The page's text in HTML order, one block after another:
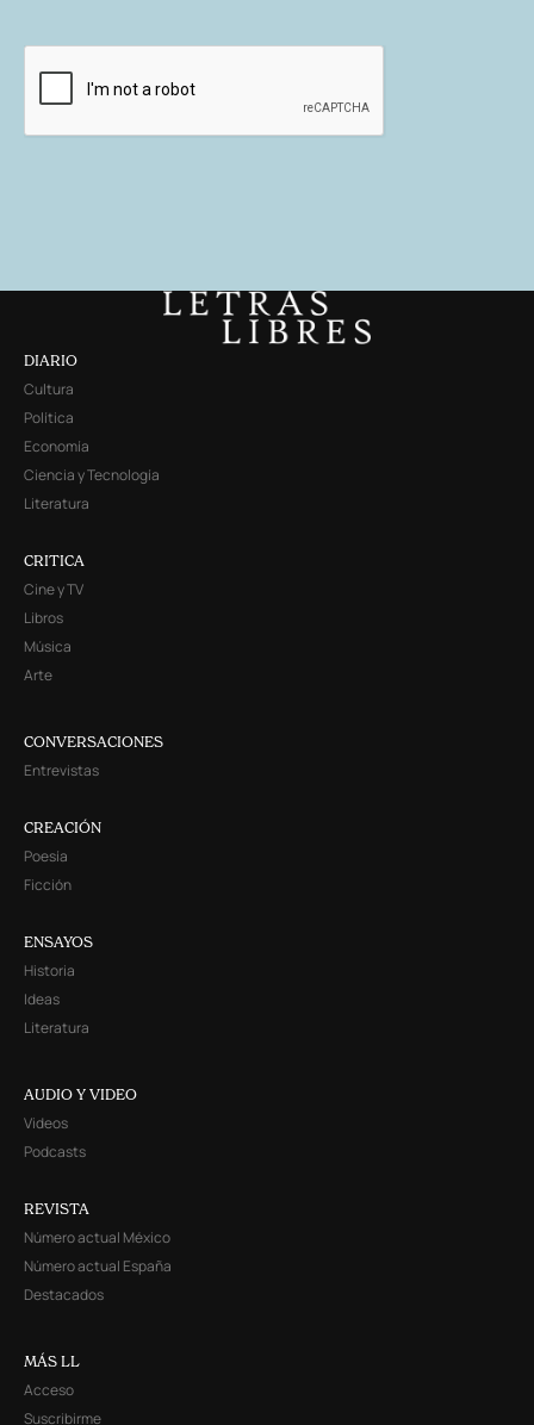
DIARIO
Cultura
Política
Economía
Ciencia y Tecnología
Literatura
CRITICA
Cine y TV
Libros
Música
Arte
CONVERSACIONES
Entrevistas
CREACIÓN
Poesía
Ficción
ENSAYOS
Historia
Ideas
Literatura
AUDIO Y VIDEO
Videos
Podcasts
REVISTA
Número actual México
Número actual España
Destacados
MÁS LL
Acceso
Suscribirme